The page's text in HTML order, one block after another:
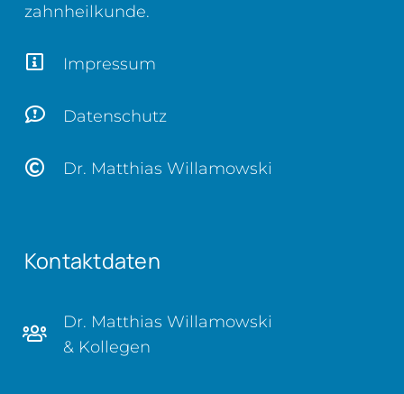
zahnheilkunde.
Impressum
Datenschutz
Dr. Matthias Willamowski
Kontaktdaten
Dr. Matthias Willamowski
& Kollegen